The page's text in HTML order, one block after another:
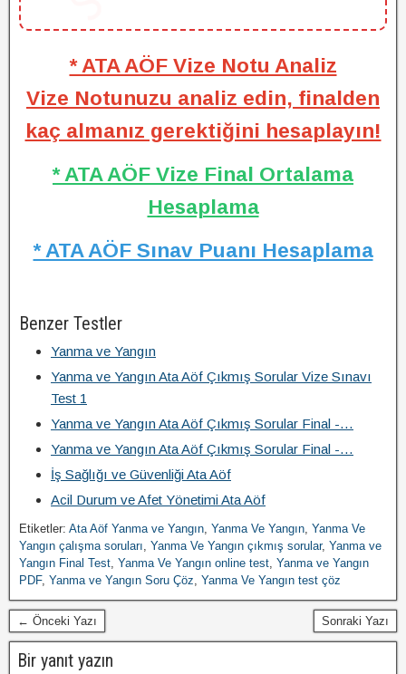
* ATA AÖF Vize Notu Analiz
Vize Notunuzu analiz edin, finalden
kaç almanız gerektiğini hesaplayın!
* ATA AÖF Vize Final Ortalama
Hesaplama
* ATA AÖF Sınav Puanı Hesaplama
Benzer Testler
Yanma ve Yangın
Yanma ve Yangın Ata Aöf Çıkmış Sorular Vize Sınavı
Test 1
Yanma ve Yangın Ata Aöf Çıkmış Sorular Final -…
Yanma ve Yangın Ata Aöf Çıkmış Sorular Final -…
İş Sağlığı ve Güvenliği Ata Aöf
Acil Durum ve Afet Yönetimi Ata Aöf
Etiketler: Ata Aöf Yanma ve Yangın, Yanma Ve Yangın, Yanma Ve
Yangın çalışma soruları, Yanma Ve Yangın çıkmış sorular, Yanma ve
Yangın Final Test, Yanma Ve Yangın online test, Yanma ve Yangın
PDF, Yanma ve Yangın Soru Çöz, Yanma Ve Yangın test çöz
← Önceki Yazı Sonraki Yazı
Bir yanıt yazın